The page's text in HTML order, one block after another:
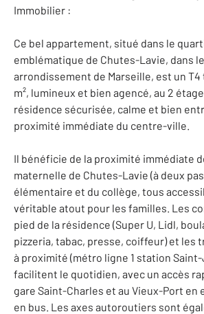
Immobilier :
Ce bel appartement, situé dans le
emblématique de Chutes-Lavie, dans
arrondissement de Marseille, est un T4
m², lumineux et bien agencé, au 2
résidence sécurisée, calme et bien
proximité immédiate du centre-ville.
Il bénéficie de la proximité immédiate
maternelle de Chutes-Lavie (à deux
élémentaire et du collège, tous
véritable atout pour les familles. Les
pied de la résidence (Super U, Lidl,
pizzeria, tabac, presse, coiffeur) et les
à proximité (métro ligne 1 station Saint-
facilitent le quotidien, avec un accès
gare Saint-Charles et au Vieux-Port en
en bus. Les axes autoroutiers sont